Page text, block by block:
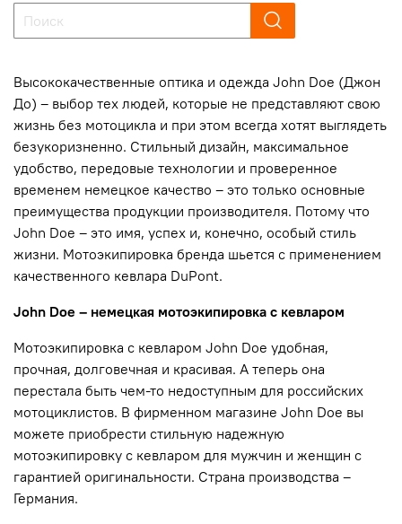
Высококачественные оптика и одежда John Doe (Джон
До) – выбор тех людей, которые не представляют свою
жизнь без мотоцикла и при этом всегда хотят выглядеть
безукоризненно. Стильный дизайн, максимальное
удобство, передовые технологии и проверенное
временем немецкое качество – это только основные
преимущества продукции производителя. Потому что
John Doe – это имя, успех и, конечно, особый стиль
жизни. Мотоэкипировка бренда шьется с применением
качественного кевлара DuPont.
John Doe – немецкая мотоэкипировка с кевларом
Мотоэкипировка с кевларом John Doe удобная,
прочная, долговечная и красивая. А теперь она
перестала быть чем-то недоступным для российских
мотоциклистов. В фирменном магазине John Doe вы
можете приобрести стильную надежную
мотоэкипировку с кевларом для мужчин и женщин с
гарантией оригинальности. Страна производства –
Германия.